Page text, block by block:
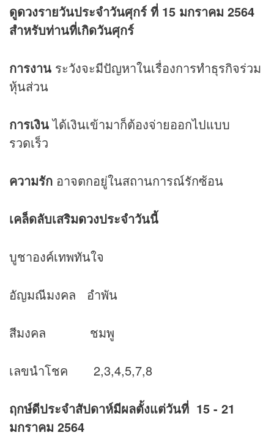
ดูดวงรายวันประจำวันศุกร์ ที่ 15 มกราคม 2564
สำหรับท่านที่เกิดวันศุกร์
การงาน ระวังจะมีปัญหาในเรื่องการทำธุรกิจร่วม
หุ้นส่วน
การเงินได้เงินเข้ามาก็ต้องจ่ายออกไปแบบ
รวดเร็ว
ความรัก อาจตกอยู่ในสถานการณ์รักซ้อน
เคล็ดลับเสริมดวงประจำวันนี้
บูชาองค์เทพทันใจ
อัญมณีมงคล อำพัน
สีมงคล ชมพู
เลขนำโชค 2,3,4,5,7,8
ฤกษ์ดีประจำสัปดาห์มีผลตั้งแต่วันที่ 15 - 21
มกราคม 2564